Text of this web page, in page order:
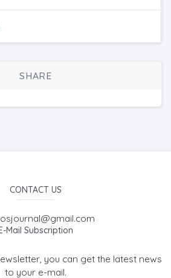
SHARE
CONTACT US
Mail Subscription
you can get the latest news
to your e-mail.